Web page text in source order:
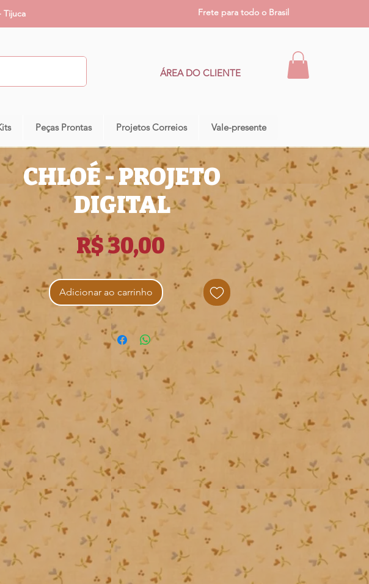
Tijuca Frete para todo o Brasil
ÁREA DO CLIENTE
Peças Prontas Projetos Correios Vale-presente
CHLOÉ - PROJETO
DIGITAL
R$ 30,00Preço
Adicionar ao carrinho